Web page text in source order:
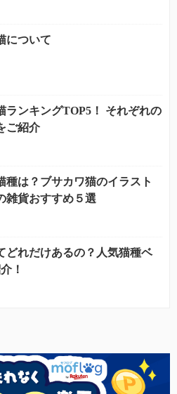
について
ランキングTOP5！ それぞれの
ご紹介
種は？ブサカワ猫のイラスト
雑貨おすすめ５選
どれだけあるの？人気猫種ベ
！